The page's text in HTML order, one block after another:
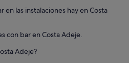
en las instalaciones hay en Costa
con bar en Costa Adeje.
Adeje?